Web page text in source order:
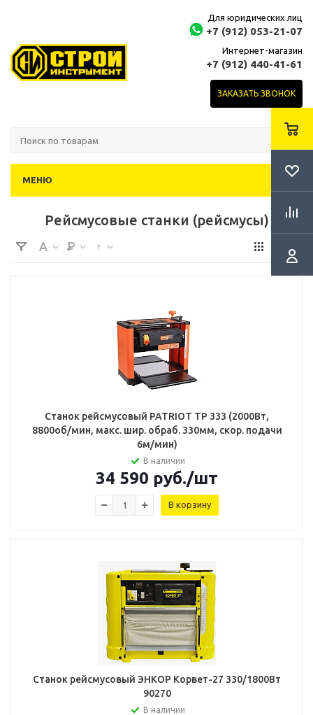
Для юридических лиц
+7 (912) 053-21-07
Интернет-магазин
+7 (912) 440-41-61
ЗАКАЗАТЬ ЗВОНОК
МЕНЮ
Рейсмусовые станки (рейсмусы)
Станок рейсмусовый PATRIOT TP 333 (2000Вт,
8800об/мин, макс. шир. обраб. 330мм, скор. подачи
6м/мин)
В наличии
34 590 руб./шт
В корзину
Станок рейсмусовый ЭНКОР Корвет-27 330/1800Вт
90270
В наличии